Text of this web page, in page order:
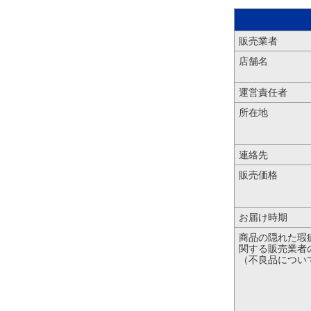
販売業者
店舗名
運営責任者
所在地
連絡先
販売価格
お届け時期
商品の隠れた瑕
関する販売業者
（不良品につい